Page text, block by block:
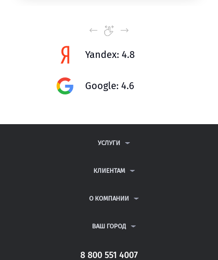
Yandex: 4.8
Google: 4.6
УСЛУГИ
ДИПЛОМНЫЕ РАБОТЫ
РЕФЕРАТЫ
КЛИЕНТАМ
ВОПРОСЫ И ОТВЕТЫ
ПОЛИТИКА КОНФИДЕНЦИАЛЬНОСТИ
О КОМПАНИИ
КОНТАКТЫ
ВАШ ГОРОД
САНКТ-ПЕТЕРБУРГ
8 800 551 4007